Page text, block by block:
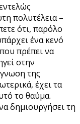
πολυτέλεια –
ότι, παρόλο
ένα κενό
πρέπει να
στην
της
έχει τα
το θαύμα.
δημιουργήσει τη